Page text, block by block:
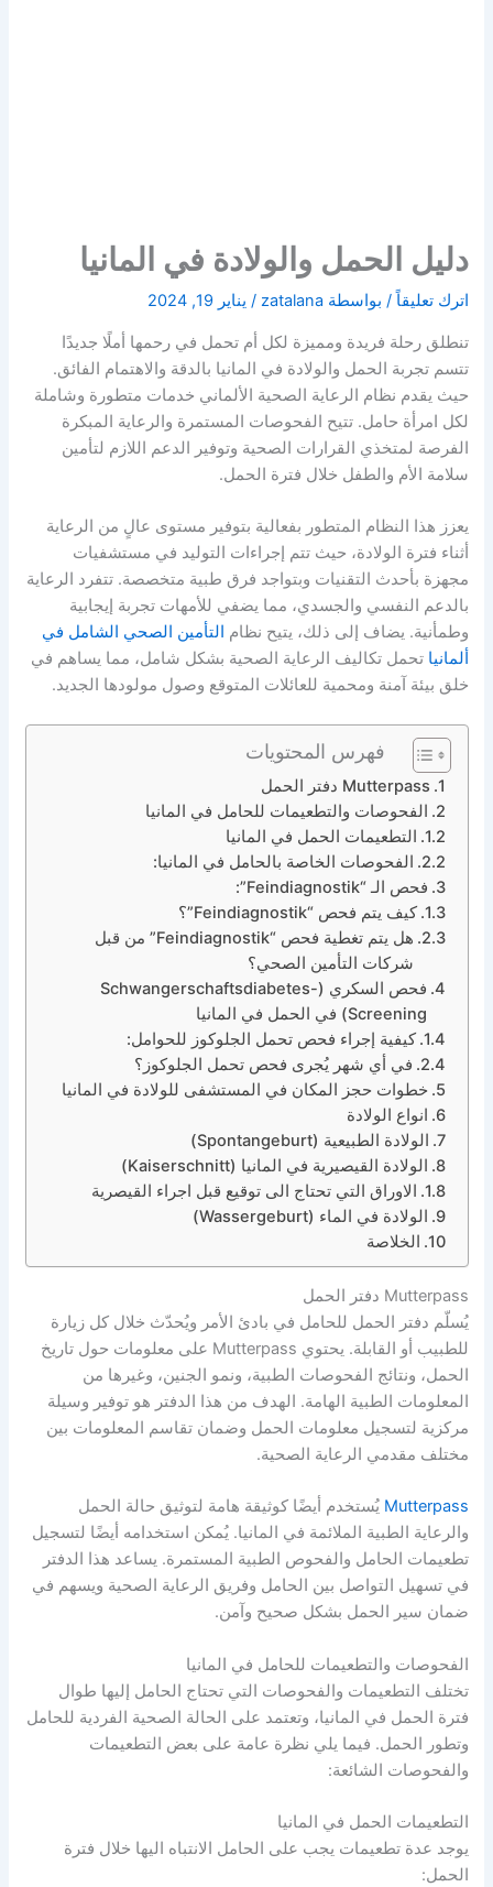
دليل الحمل والولادة في المانيا
اترك تعليقاً / بواسطة zatalana
/ يناير 19, 2024
تنطلق رحلة فريدة ومميزة لكل أم تحمل في رحمها أملًا جديدًا
تتسم تجربة الحمل والولادة في المانيا بالدقة والاهتمام الفائق.
حيث يقدم نظام الرعاية الصحية الألماني خدمات متطورة وشاملة
لكل امرأة حامل. تتيح الفحوصات المستمرة والرعاية المبكرة
الفرصة لمتخذي القرارات الصحية وتوفير الدعم اللازم لتأمين
سلامة الأم والطفل خلال فترة الحمل.
يعزز هذا النظام المتطور بفعالية بتوفير مستوى عالٍ من الرعاية
أثناء فترة الولادة، حيث تتم إجراءات التوليد في مستشفيات
مجهزة بأحدث التقنيات وبتواجد فرق طبية متخصصة. تتفرد الرعاية
بالدعم النفسي والجسدي، مما يضفي للأمهات تجربة إيجابية
وطمأنية. يضاف إلى ذلك، يتيح نظام التأمين الصحي الشامل في
ألمانيا تحمل تكاليف الرعاية الصحية بشكل شامل، مما يساهم في
خلق بيئة آمنة ومحمية للعائلات المتوقع وصول مولودها الجديد.
فهرس المحتويات
Mutterpass دفتر الحمل
الفحوصات والتطعيمات للحامل في المانيا
التطعيمات الحمل في المانيا
الفحوصات الخاصة بالحامل في المانيا:
فحص الـ “Feindiagnostik”:
كيف يتم فحص “Feindiagnostik”؟
هل يتم تغطية فحص “Feindiagnostik” من قبل
شركات التأمين الصحي؟
فحص السكري (Schwangerschaftsdiabetes-
Screening) في الحمل في المانيا
كيفية إجراء فحص تحمل الجلوكوز للحوامل:
في أي شهر يُجرى فحص تحمل الجلوكوز؟
خطوات حجز المكان في المستشفى للولادة في المانيا
انواع الولادة
الولادة الطبيعية (Spontangeburt)
الولادة القيصيرية في المانيا (Kaiserschnitt)
الاوراق التي تحتاج الى توقيع قبل اجراء القيصرية
الولادة في الماء (Wassergeburt)
الخلاصة
Mutterpass دفتر الحمل
يُسلّم دفتر الحمل للحامل في بادئ الأمر ويُحدّث خلال كل زيارة
للطبيب أو القابلة. يحتوي Mutterpass على معلومات حول تاريخ
الحمل، ونتائج الفحوصات الطبية، ونمو الجنين، وغيرها من
المعلومات الطبية الهامة. الهدف من هذا الدفتر هو توفير وسيلة
مركزية لتسجيل معلومات الحمل وضمان تقاسم المعلومات بين
مختلف مقدمي الرعاية الصحية.
Mutterpass يُستخدم أيضًا كوثيقة هامة لتوثيق حالة الحمل
والرعاية الطبية الملائمة في المانيا. يُمكن استخدامه أيضًا لتسجيل
تطعيمات الحامل والفحوص الطبية المستمرة. يساعد هذا الدفتر
في تسهيل التواصل بين الحامل وفريق الرعاية الصحية ويسهم في
ضمان سير الحمل بشكل صحيح وآمن.
الفحوصات والتطعيمات للحامل في المانيا
تختلف التطعيمات والفحوصات التي تحتاج الحامل إليها طوال
فترة الحمل في المانيا، وتعتمد على الحالة الصحية الفردية للحامل
وتطور الحمل. فيما يلي نظرة عامة على بعض التطعيمات
والفحوصات الشائعة:
التطعيمات الحمل في المانيا
يوجد عدة تطعيمات يجب على الحامل الانتباه اليها خلال فترة
الحمل: